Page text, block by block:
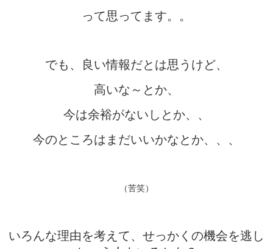
って思ってます。。
でも、良い情報だとは思うけど、
高いな～とか、
今は余裕がないしとか、、
今のところはまだいいかなとか、、、
（苦笑）
いろんな理由を考えて、せっかくの機会を逃し